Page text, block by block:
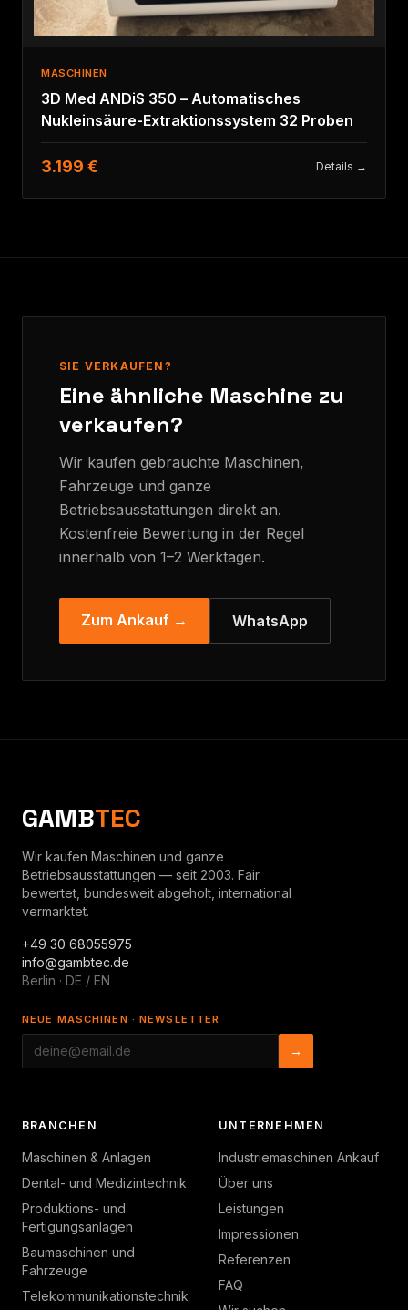
MASCHINEN
3D Med ANDiS 350 – Automatisches
Nukleinsäure-Extraktionssystem 32 Proben
3.199 € Details →
SIE VERKAUFEN?
Eine ähnliche Maschine zu
verkaufen?
Wir kaufen gebrauchte Maschinen,
Fahrzeuge und ganze
Betriebsausstattungen direkt an.
Kostenfreie Bewertung in der Regel
innerhalb von 1–2 Werktagen.
Zum Ankauf → WhatsApp
GAMBTEC
Wir kaufen Maschinen und ganze
Betriebsausstattungen — seit 2003. Fair
bewertet, bundesweit abgeholt, international
vermarktet.
+49 30 68055975
info@gambtec.de
Berlin · DE / EN
NEUE MASCHINEN · NEWSLETTER
→
BRANCHEN
Maschinen & Anlagen
Dental- und Medizintechnik
Produktions- und
Fertigungsanlagen
Baumaschinen und
Fahrzeuge
Telekommunikationstechnik
UNTERNEHMEN
Industriemaschinen Ankauf
Über uns
Leistungen
Impressionen
Referenzen
FAQ